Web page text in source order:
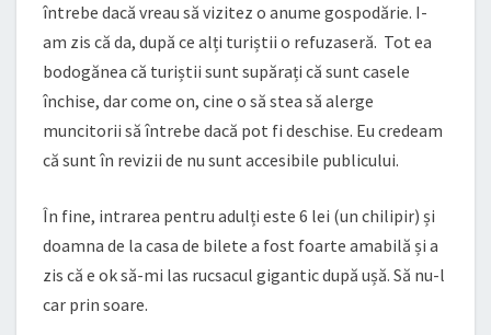
întrebe dacă vreau să vizitez o anume gospodărie. I-
am zis că da, după ce alți turiștii o refuzaseră. Tot ea
bodogănea că turiștii sunt supărați că sunt casele
închise, dar come on, cine o să stea să alerge
muncitorii să întrebe dacă pot fi deschise. Eu credeam
că sunt în revizii de nu sunt accesibile publicului.
În fine, intrarea pentru adulți este 6 lei (un chilipir) și
doamna de la casa de bilete a fost foarte amabilă și a
zis că e ok să-mi las rucsacul gigantic după ușă. Să nu-l
car prin soare.